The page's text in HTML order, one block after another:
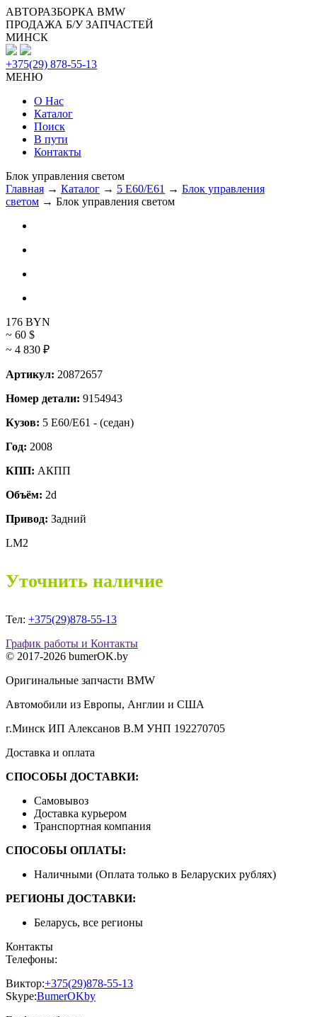
АВТОРАЗБОРКА BMW
ПРОДАЖА Б/У ЗАПЧАСТЕЙ
МИНСК
+375(29) 878-55-13
МЕНЮ
О Нас
Каталог
Поиск
В пути
Контакты
Блок управления светом
Главная → Каталог → 5 E60/E61 → Блок управления
светом → Блок управления светом
176 BYN
~ 60 $
~ 4 830 ₽
Артикул: 20872657
Номер детали: 9154943
Кузов: 5 E60/E61 - (седан)
Год: 2008
КПП: АКПП
Объём: 2d
Привод: Задний
LM2
Уточнить наличие
Тел: +375(29)878-55-13
График работы и Контакты
© 2017-2026 bumerOK.by
Оригинальные запчасти BMW
Автомобили из Европы, Англии и США
г.Минск ИП Алексанов В.М УНП 192270705
Доставка и оплата
СПОСОБЫ ДОСТАВКИ:
Самовывоз
Доставка курьером
Транспортная компания
СПОСОБЫ ОПЛАТЫ:
Наличными (Оплата только в Беларуских рублях)
РЕГИОНЫ ДОСТАВКИ:
Беларусь, все регионы
Контакты
Телефоны:
Виктор:+375(29)878-55-13
Skype:BumerOKby